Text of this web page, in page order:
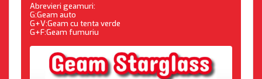
Abrevieri geamuri:
G:Geam auto
G+V:Geam cu tenta verde
G+F:Geam fumuriu